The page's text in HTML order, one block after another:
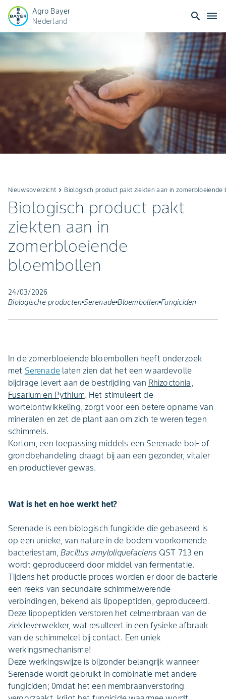
Agro Bayer
Nederland
search dehaze
Nieuwsoverzicht keyboard_arrow_right Biologisch product pakt ziekten aan in zomerbloeiende
Biologisch product pakt
ziekten aan in
zomerbloeiende
bloembollen
24/03/2026
Biologische producten Serenade Bloembollen Fungiciden
In de zomerbloeiende bloembollen heeft onderzoek
met Serenadelaten zien dat het een waardevolle
bijdrage levert aan de bestrijding van Rhizoctonia,
Fusarium en Pythium. Het stimuleert de
wortelontwikkeling, zorgt voor een betere opname van
mineralen en zet de plant aan om zich te weren tegen
schimmels.
Kortom, een toepassing middels een Serenade bol- of
grondbehandeling draagt bij aan een gezonder, vitaler
en productiever gewas.
Wat is het en hoe werkt het?
Serenade is een biologisch fungicide die gebaseerd is
op een unieke, van nature in de bodem voorkomende
bacteriestam,Bacillus amyloliquefaciens QST 713 en
wordt geproduceerd door middel van fermentatie.
Tijdens het productie proces worden er door de bacterie
een reeks van secundaire schimmelwerende
verbindingen, bekend als lipopeptiden, geproduceerd.
Deze lipopeptiden verstoren het celmembraan van de
ziekteverwekker, wat resulteert in een fysieke afbraak
van de schimmelcel bij contact. Een uniek
werkingsmechanisme!
Deze werkingswijze is bijzonder belangrijk wanneer
Serenade wordt gebruikt in combinatie met andere
fungiciden; 0mdat het een membraanverstoring